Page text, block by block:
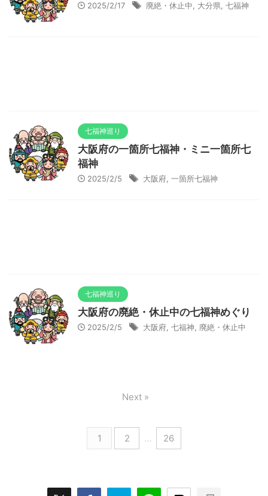
2025/2/17 廃絶・休止中 大分県 七福神
七福神巡り
大阪府の一箇所七福神・ミニ一箇所七
福神
2025/2/5 大阪府 一箇所七福神
七福神巡り
大阪府の廃絶・休止中の七福神めぐり
2025/2/5 大阪府 七福神 廃絶・休止中
1 2 … 26
Next »